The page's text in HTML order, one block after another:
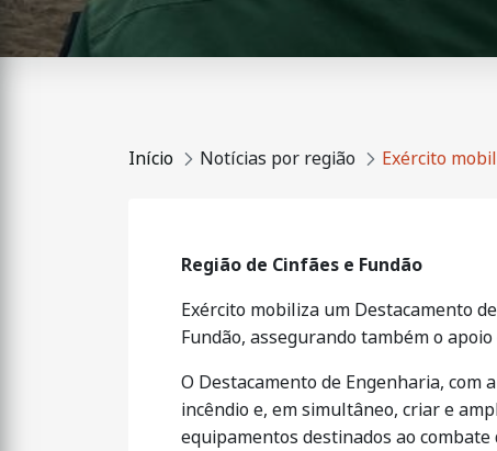
Início Notícias por região Exército
Região de Cinfães e Fundão
Exército mobiliza um Destacamento
Fundão, assegurando também o
O Destacamento de Engenharia,
incêndio e, em simultâneo, criar e
equipamentos destinados ao combate